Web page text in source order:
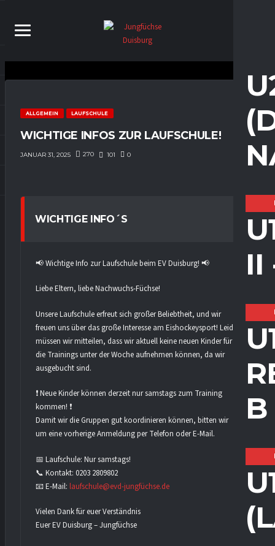
II
B
ALLGEMEIN LAUFSCHULE
WICHTIGE INFOS ZUR LAUFSCHULE!
JANUAR 31, 2025 270 101 0
WICHTIGE INFO´S
📢 Wichtige Info zur Laufschule beim EV Duisburg! 📢
Liebe Eltern, liebe Nachwuchs-Füchse!
Unsere Laufschule erfreut sich großer Beliebtheit, und wir
freuen uns über das große Interesse am Eishockeysport! Leider
müssen wir mitteilen, dass wir aktuell keine neuen Kinder für
die Trainings unter der Woche aufnehmen können, da wir
ausgebucht sind.
❗ Neue Kinder können derzeit nur samstags zum Training
kommen! ❗
Damit wir die Gruppen gut koordinieren können, bitten wir
um eine vorherige Anmeldung per Telefon oder E-Mail.
📅 Laufschule: Nur samstags!
📞 Kontakt: 0203 2809802
📧 E-Mail: laufschule@evd-jungfüchse.de
Vielen Dank für euer Verständnis
Euer EV Duisburg – Jungfüchse